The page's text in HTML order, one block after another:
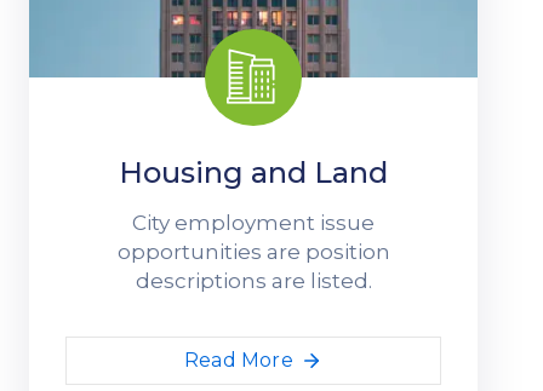
Housing and Land
City employment issue
opportunities are position
descriptions are listed.
Read More